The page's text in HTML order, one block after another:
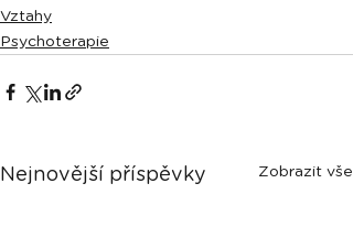
Vztahy
Psychoterapie
Nejnovější příspěvky Zobrazit vše